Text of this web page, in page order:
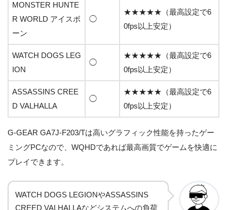
MONSTER HUNTE
R WORLD アイスボ
ーン
◯
★★★★★（最高設定で6
0fps以上安定）
WATCH DOGS LEG
ION
◯
★★★★★（最高設定で6
0fps以上安定）
ASSASSINS CREE
D VALHALLA
◯
★★★★★（最高設定で6
0fps以上安定）
G-GEAR GA7J-F203/Tは高いグラフィック性能を持ったゲー
ミングPCなので、WQHDであれば最高画質でゲームを快適に
プレイできます。
WATCH DOGS LEGIONやASSASSINS
CREED VALHALLAなどシステムへの負荷